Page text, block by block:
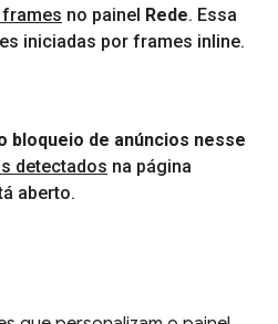
no painel Rede. Essa
iniciadas por frames inline.
bloqueio de anúncios nesse
detectados na página
aberto.